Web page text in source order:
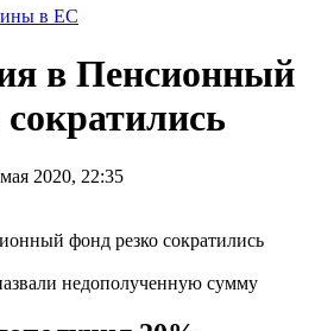
в ЕС
в Пенсионный
2020, 22:35
недополученную сумму